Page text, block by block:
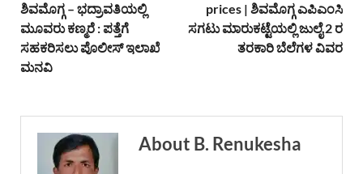
ಶಿವಮೊಗ್ಗ – ಭದ್ರಾವತಿಯಲ್ಲಿ
ಮೂವರು ಕಣ್ಮರೆ : ಪತ್ತೆಗೆ
ಸಹಕರಿಸಲು ಪೊಲೀಸ್ ಇಲಾಖೆ
ಮನವಿ
prices | ಶಿವಮೊಗ್ಗ ಎಪಿಎಂಸಿ
ಸಗಟು ಮಾರುಕಟ್ಟೆಯಲ್ಲಿ ಜುಲೈ 2 ರ
ತರಕಾರಿ ಬೆಲೆಗಳ ವಿವರ
About B. Renukesha